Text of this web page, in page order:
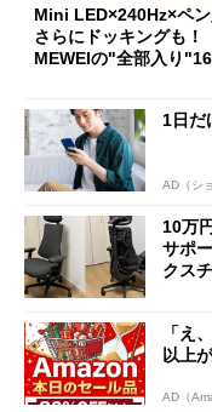
Mini LED×240Hz×ペン
さらにドッキングも
MEWEIの"全部入り
1日だ
AD（シ
10万
サポ
クス
「え
以上
AD（